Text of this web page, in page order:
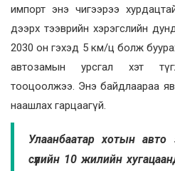
импорт энэ чигээрээ
дээрх тээврийн хэрэгслийн
2030 он гэхэд 5 км/ц болж
автозамын урсгал хэт
тооцоолжээ. Энэ байдлаараа
наашлах гарцаагүй.
Улаанбаатар хотын авто
сүүлийн 10 жилийн